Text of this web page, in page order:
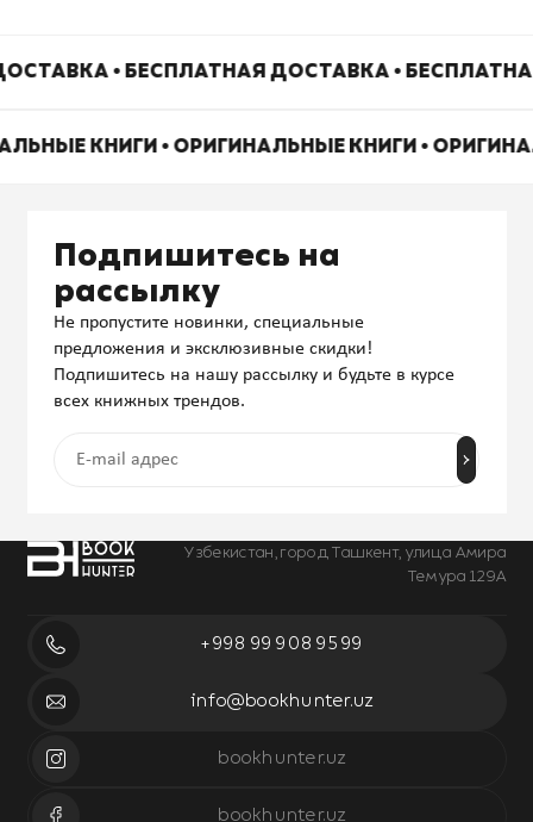
• БЕСПЛАТНАЯ ДОСТАВКА •
КНИГИ • ОРИГИНАЛЬНЫЕ КНИГИ •
Узбекистан, город Ташкент, улица Амира
Темура 129А
+998 99 908 95 99
info@bookhunter.uz
bookhunter.uz
bookhunter.uz
Подпишитесь на
рассылку
Не пропустите новинки, специальные
предложения и эксклюзивные скидки!
Подпишитесь на нашу рассылку и будьте в курсе
всех книжных трендов.